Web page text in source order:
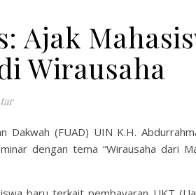
Ajak
Wirausaha
Dakwah (FUAD) UIN K.H.
dengan tema “Wirausaha dari